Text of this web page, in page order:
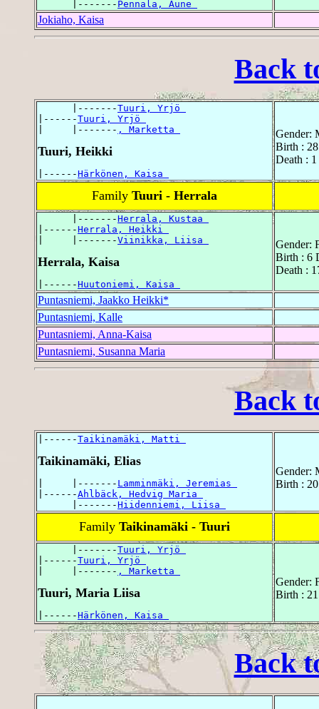
      |-------
Pennala, Aune
Jokiaho, Kaisa
Back
      |-------
Tuuri, Yrjö
|------Tuuri, Yrjö
|     |------- , Marketta
Tuuri, Heikki
|------Härkönen, Kaisa
Gender:
Birth :
Death :
Family Tuuri - Herrala
      |-------
Herrala, Kustaa
|------Herrala, Heikki
|     |-------Viinikka, Liisa
Herrala, Kaisa
|------Huutoniemi, Kaisa
Gender:
Birth : 6
Death :
Puntasniemi, Jaakko Heikki*
Puntasniemi, Kalle
Puntasniemi, Anna-Kaisa
Puntasniemi, Susanna Maria
Back
|------Taikinamäki, Matti
Taikinamäki, Elias
|     |------- Lamminmäki, Jeremias
|------Ahlbäck, Hedvig Maria
      |-------
Hiidenniemi, Liisa
Gender:
Birth :
Family Taikinamäki - Tuuri
      |-------
Tuuri, Yrjö
|------Tuuri, Yrjö
|     |------- , Marketta
Tuuri, Maria Liisa
|------Härkönen, Kaisa
Gender:
Birth :
Back